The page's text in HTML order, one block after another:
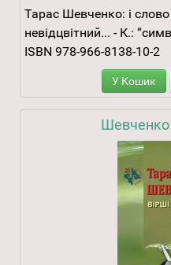
Тарас Шевченко: i слово
невідцвітний... - К.:
ISBN 978-966-8138-10-2
У Кошик
Шевченко